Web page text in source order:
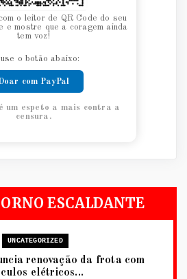
o leitor de QR Code do seu
e mostre que a coragem ainda
tem voz!
use o botão abaixo:
com PayPal
um espeto a mais contra a
censura.
ESCALDANTE
UNCATEGORIZED
renovação da frota com
elétricos...